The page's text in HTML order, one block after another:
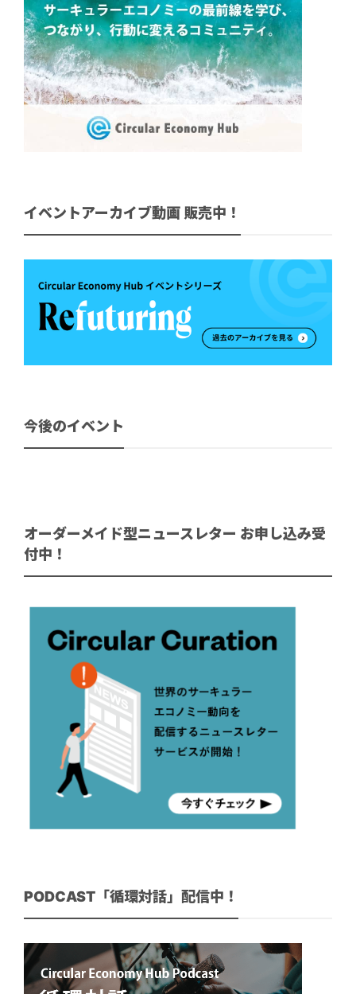
イベントアーカイブ動画 販売中！
今後のイベント
オーダーメイド型ニュースレター お申し込み受
付中！
PODCAST「循環対話」配信中！